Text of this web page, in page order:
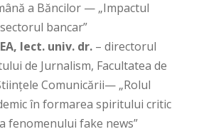
a Băncilor — „Impactul
bancar”
lect. univ. dr. – directorul
de Jurnalism, Facultatea de
Comunicării— „Rolul
în formarea spiritului critic
fenomenului fake news”